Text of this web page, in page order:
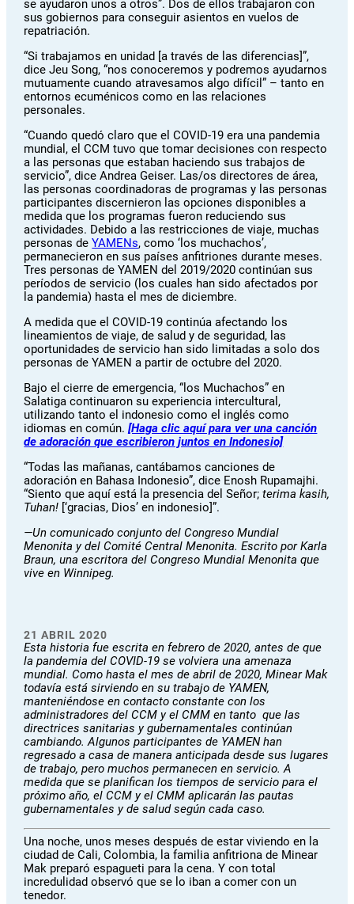
se ayudaron unos a otros”. Dos de ellos trabajaron con
sus gobiernos para conseguir asientos en vuelos de
repatriación.
“Si trabajamos en unidad [a través de las diferencias]”,
dice Jeu Song, “nos conoceremos y podremos ayudarnos
mutuamente cuando atravesamos algo difícil” – tanto en
entornos ecuménicos como en las relaciones
personales.
“Cuando quedó claro que el COVID-19 era una pandemia
mundial, el CCM tuvo que tomar decisiones con respecto
a las personas que estaban haciendo sus trabajos de
servicio”, dice Andrea Geiser. Las/os directores de área,
las personas coordinadoras de programas y las personas
participantes discernieron las opciones disponibles a
medida que los programas fueron reduciendo sus
actividades. Debido a las restricciones de viaje, muchas
personas deYAMENs, como ‘los muchachos’,
permanecieron en sus países anfitriones durante meses.
Tres personas de YAMEN del 2019/2020 continúan sus
períodos de servicio (los cuales han sido afectados por
la pandemia) hasta el mes de diciembre.
A medida que el COVID-19 continúa afectando los
lineamientos de viaje, de salud y de seguridad, las
oportunidades de servicio han sido limitadas a solo dos
personas de YAMEN a partir de octubre del 2020.
Bajo el cierre de emergencia, “los Muchachos” en
Salatiga continuaron su experiencia intercultural,
utilizando tanto el indonesio como el inglés como
idiomas en común.[Haga clic aquí para ver una canción
de adoración que escribieron juntos en Indonesio]
“Todas las mañanas, cantábamos canciones de
adoración en Bahasa Indonesio”, dice Enosh Rupamajhi.
“Siento que aquí está la presencia del Señor;terima kasih,
Tuhan! [‘gracias, Dios’ en indonesio]”.
—Un comunicado conjunto del Congreso Mundial
Menonita y del Comité Central Menonita. Escrito por Karla
Braun, una escritora del Congreso Mundial Menonita que
vive en Winnipeg.
21 ABRIL 2020
Esta historia fue escrita en febrero de 2020, antes de que
la pandemia del COVID-19 se volviera una amenaza
mundial. Como hasta el mes de abril de 2020, Minear Mak
todavía está sirviendo en su trabajo de YAMEN,
manteniéndose en contacto constante con los
administradores del CCM y el CMM en tanto que las
directrices sanitarias y gubernamentales continúan
cambiando. Algunos participantes de YAMEN han
regresado a casa de manera anticipada desde sus lugares
de trabajo, pero muchos permanecen en servicio. A
medida que se planifican los tiempos de servicio para el
próximo año, el CCM y el CMM aplicarán las pautas
gubernamentales y de salud según cada caso.
Una noche, unos meses después de estar viviendo en la
ciudad de Cali, Colombia, la familia anfitriona de Minear
Mak preparó espagueti para la cena. Y con total
incredulidad observó que se lo iban a comer con un
tenedor.